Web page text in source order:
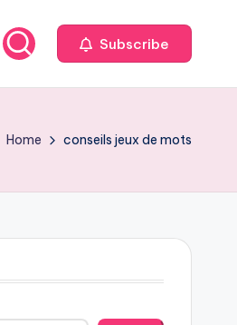
Subscribe
Home conseils jeux de mots